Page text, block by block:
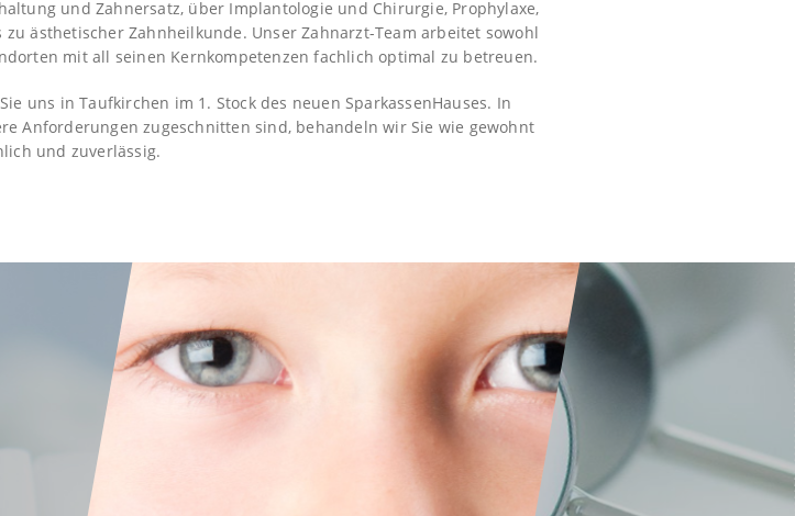
und Zahnersatz, über Implantologie und Chirurgie, Prophylaxe,
ästhetischer Zahnheilkunde. Unser Zahnarzt-Team arbeitet sowohl
mit all seinen Kernkompetenzen fachlich optimal zu betreuen.
uns in Taufkirchen im 1. Stock des neuen SparkassenHauses. In
Anforderungen zugeschnitten sind, behandeln wir Sie wie gewohnt
und zuverlässig.